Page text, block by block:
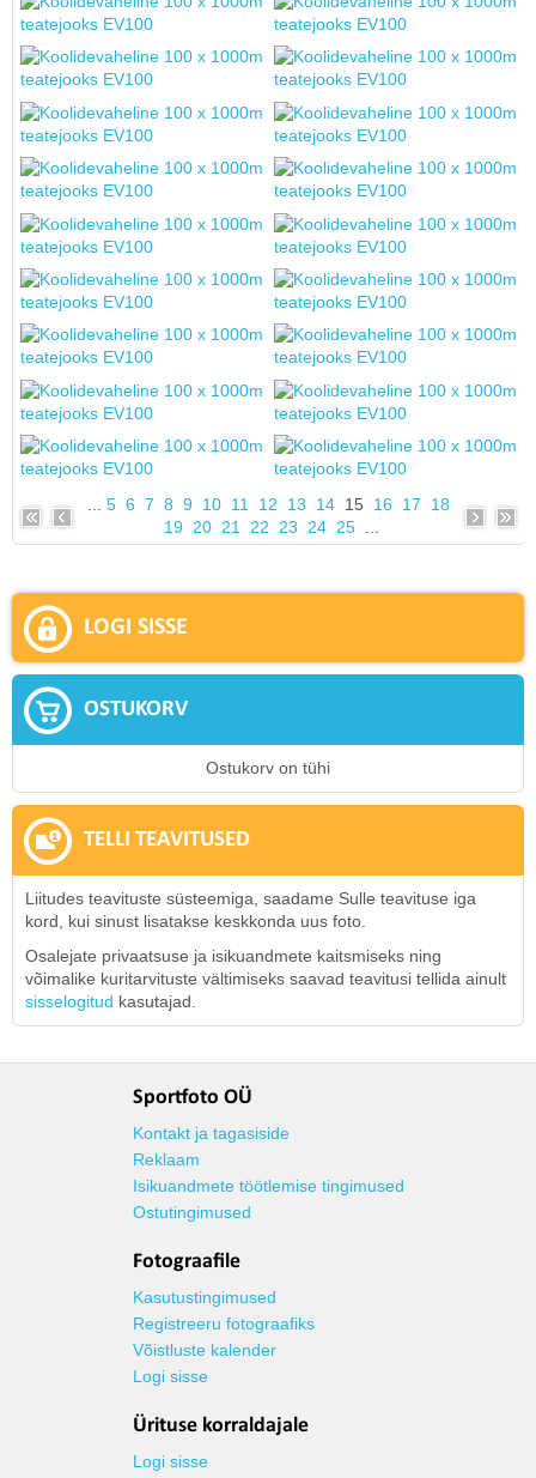
...5 6 7 8 9 10 11 12 13 14 15 16 17
18
19
20 21 22 23 24 25...
LOGI SISSE
OSTUKORV
Ostukorv on tühi
TELLI TEAVITUSED
Liitudes teavituste süsteemiga, saadame Sulle teavituse iga
kord, kui sinust lisatakse keskkonda uus foto.
Osalejate privaatsuse ja isikuandmete kaitsmiseks ning
võimalike kuritarvituste vältimiseks saavad teavitusi tellida ainult
sisselogitud kasutajad.
Sportfoto OÜ
Kontakt ja tagasiside
Reklaam
Isikuandmete töötlemise tingimused
Ostutingimused
Fotograafile
Kasutustingimused
Registreeru fotograafiks
Võistluste kalender
Logi sisse
Ürituse korraldajale
Logi sisse